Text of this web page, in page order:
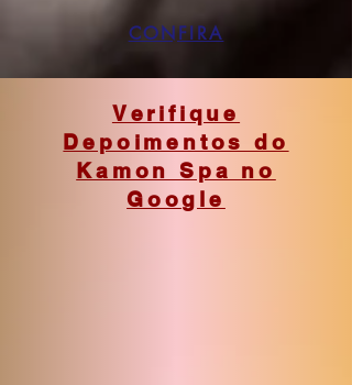
CONFIRA
Verifique
Depoimentos do
Kamon Spa no
Google